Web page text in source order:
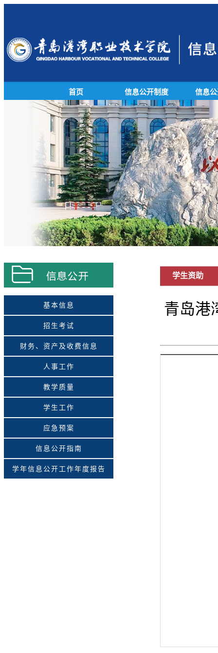
首页 信息公开制度 信息
基本信息
招生考试
财务、资产及收费信息
人事工作
教学质量
学生工作
应急预案
信息公开指南
学年信息公开工作年度报告
学生资助
青岛港